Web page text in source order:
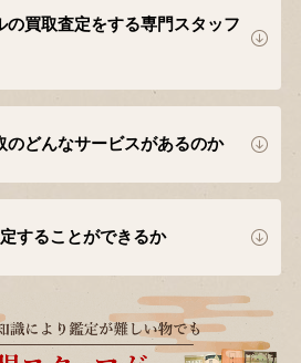
の買取査定をする専門スタッフ
のどんなサービスがあるのか
することができるか